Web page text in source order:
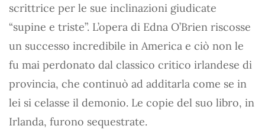
scrittrice per le sue inclinazioni giudicate
“supine e triste”. L’opera di Edna O’Brien riscosse
un successo incredibile in America e ciò non le
fu mai perdonato dal classico critico irlandese di
provincia, che continuò ad additarla come se in
lei si celasse il demonio. Le copie del suo libro, in
Irlanda, furono sequestrate.